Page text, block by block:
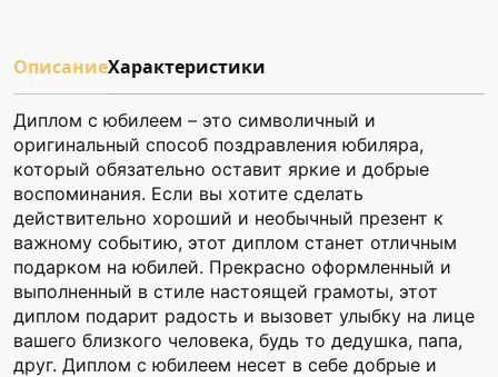
ОписаниеХарактеристики
Диплом с юбилеем – это символичный и
оригинальный способ поздравления юбиляра,
который обязательно оставит яркие и добрые
воспоминания. Если вы хотите сделать
действительно хороший и необычный презент к
важному событию, этот диплом станет отличным
подарком на юбилей. Прекрасно оформленный и
выполненный в стиле настоящей грамоты, этот
диплом подарит радость и вызовет улыбку на лице
вашего близкого человека, будь то дедушка, папа,
друг. Диплом с юбилеем несет в себе добрые и